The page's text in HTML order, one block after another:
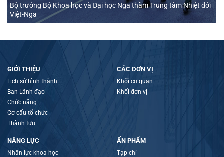
Bộ trưởng Bộ Khoa học và Đại học Nga thăm Trung tâm Nhiệt đới
Việt-Nga
GIỚI THIỆU
Lịch sử hình thành
Ban Lãnh đạo
Chức năng
Cơ cấu tổ chức
Thành tựu
CÁC ĐƠN VỊ
Khối cơ quan
Khối đơn vị
NĂNG LỰC
Nhân lực khoa học
ẤN PHẨM
Tạp chí